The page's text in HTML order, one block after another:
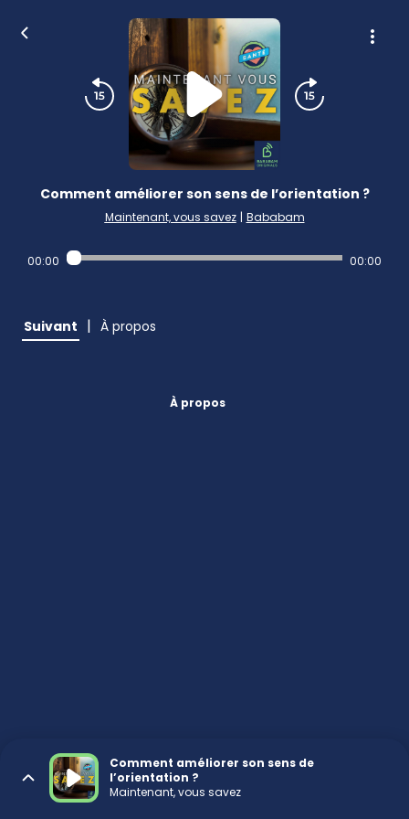
Comment améliorer son sens de l’orientation ?
Maintenant, vous savez | Bababam
00:00 00:00
Suivant | À propos
À propos
Comment améliorer son sens de
l’orientation ?
Maintenant, vous savez